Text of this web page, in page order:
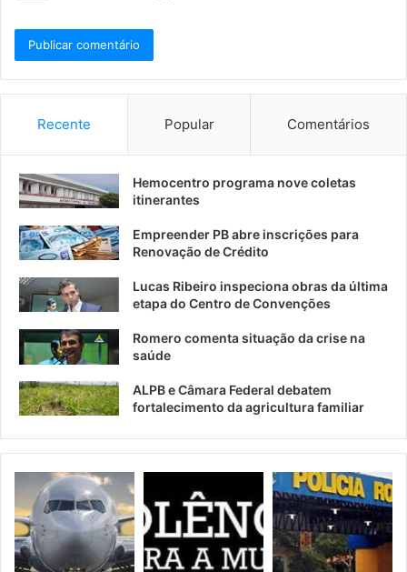
Recente Popular Comentários
Hemocentro programa nove coletas
itinerantes
Empreender PB abre inscrições para
Renovação de Crédito
Lucas Ribeiro inspeciona obras da última
etapa do Centro de Convenções
Romero comenta situação da crise na
saúde
ALPB e Câmara Federal debatem
fortalecimento da agricultura familiar